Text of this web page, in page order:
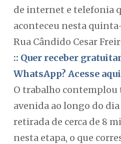
de internet e telefonia
aconteceu nesta
Rua Cândido Cesar
:: Quer receber
WhatsApp? Acesse aqui
O trabalho contemplou
avenida ao longo do
retirada de cerca de 8
nesta etapa, o que